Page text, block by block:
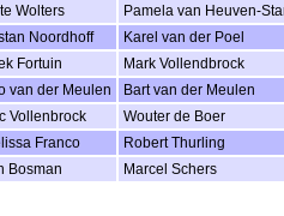
Wolters Pamela van Heuven-
Noordhoff Karel van der Poel
Fortuin Mark Vollendbrock
van der Meulen Bart van der Meulen
Vollenbrock Wouter de Boer
Franco Robert Thurling
Bosman Marcel Schers